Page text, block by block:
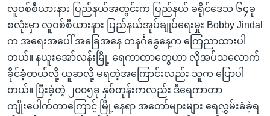
လူဝစ်စီယားနား ပြည်နယ်အတွင်းက ပြည်နယ် ခရိုင်ဒေသ ၆၄ခု
စလုံးမှာ လူဝစ်စီယားနား ပြည်နယ်အုပ်ချုပ်ရေးမှုး Bobby Jindal
က အရေးအပေါ် အခြေအနေ တနင်္ဂနွေနေ့က ကြေညာထားပါ
တယ်။ နယူးအော်လန်းမြို့ ရေကာတာတွေဟာ လိုအပ်သလောက်
ခိုင်ခံ့တယ်လို့ ယူဆလို့ မရတဲ့အကြောင်းလည်း သူက ပြောပါ
တယ်။ ပြီးခဲ့တဲ့ ၂၀၀၅ခု နှစ်တုန်းကလည်း ဒီရေကာတာ
ကျိုးပေါက်တာကြောင့် မြို့နေရာ အတော်များများ ရေလွှမ်းခံခဲ့ရ